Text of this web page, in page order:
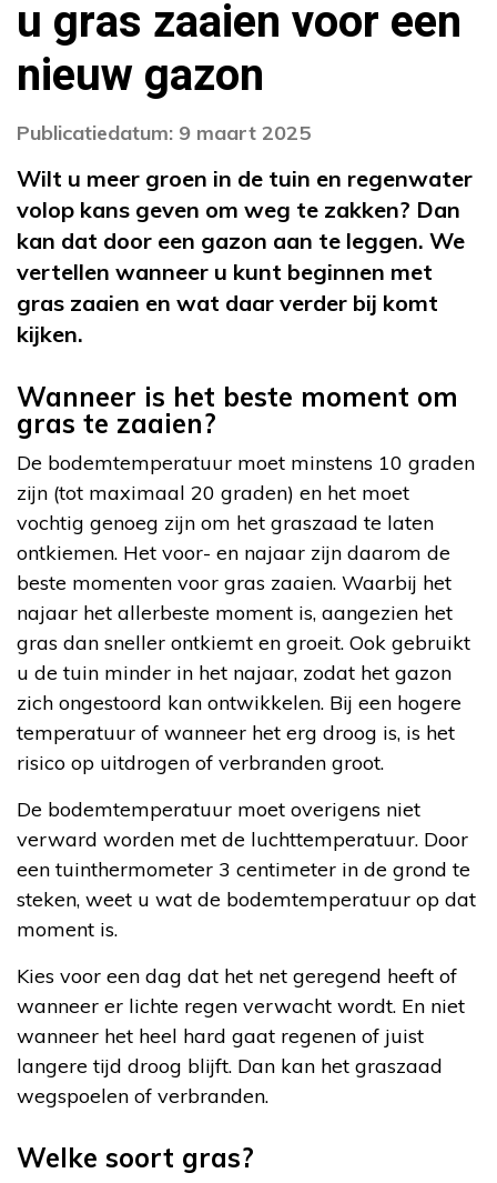
u gras zaaien voor een
nieuw gazon
Publicatiedatum: 9 maart 2025
Wilt u meer groen in de tuin en regenwater
volop kans geven om weg te zakken? Dan
kan dat door een gazon aan te leggen. We
vertellen wanneer u kunt beginnen met
gras zaaien en wat daar verder bij komt
kijken.
Wanneer is het beste moment om
gras te zaaien?
De bodemtemperatuur moet minstens 10 graden
zijn (tot maximaal 20 graden) en het moet
vochtig genoeg zijn om het graszaad te laten
ontkiemen. Het voor- en najaar zijn daarom de
beste momenten voor gras zaaien. Waarbij het
najaar het allerbeste moment is, aangezien het
gras dan sneller ontkiemt en groeit. Ook gebruikt
u de tuin minder in het najaar, zodat het gazon
zich ongestoord kan ontwikkelen. Bij een hogere
temperatuur of wanneer het erg droog is, is het
risico op uitdrogen of verbranden groot.
De bodemtemperatuur moet overigens niet
verward worden met de luchttemperatuur. Door
een tuinthermometer 3 centimeter in de grond te
steken, weet u wat de bodemtemperatuur op dat
moment is.
Kies voor een dag dat het net geregend heeft of
wanneer er lichte regen verwacht wordt. En niet
wanneer het heel hard gaat regenen of juist
langere tijd droog blijft. Dan kan het graszaad
wegspoelen of verbranden.
Welke soort gras?